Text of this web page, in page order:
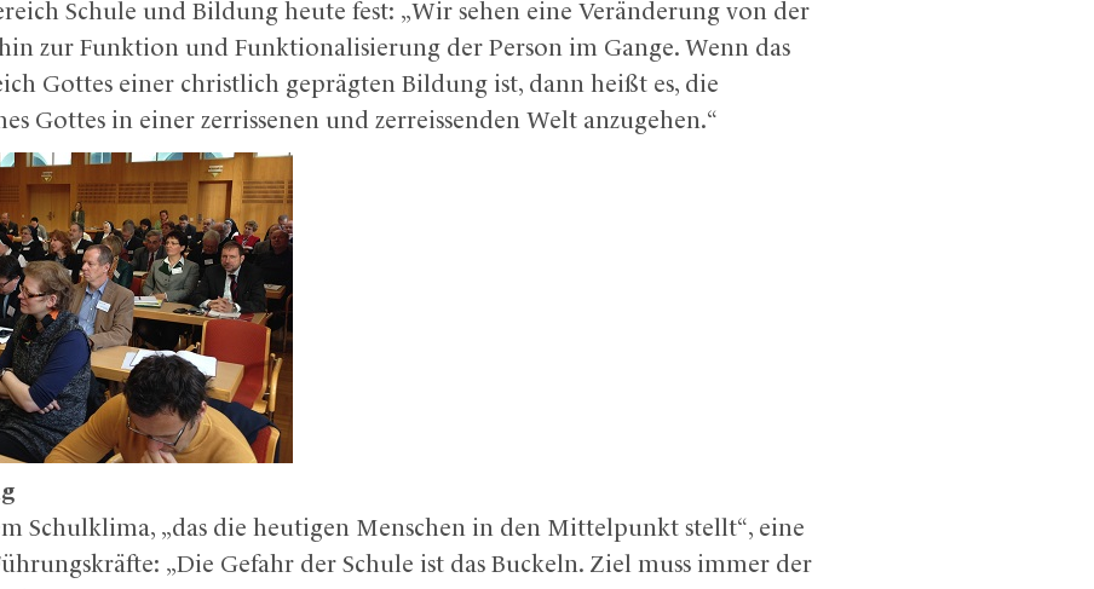
Schule und Bildung heute fest: „Wir sehen eine Veränderung von der
zur Funktion und Funktionalisierung der Person im Gange. Wenn das
Gottes einer christlich geprägten Bildung ist, dann heißt es, die
Gottes in einer zerrissenen und zerreissenden Welt anzugehen.“
Schulklima, „das die heutigen Menschen in den Mittelpunkt stellt“, eine
„Die Gefahr der Schule ist das Buckeln. Ziel muss immer der